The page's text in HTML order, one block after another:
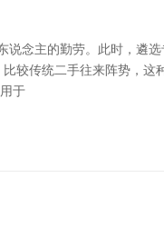
念主的勤劳。此时，遴
较传统二手往来阵势，这
于